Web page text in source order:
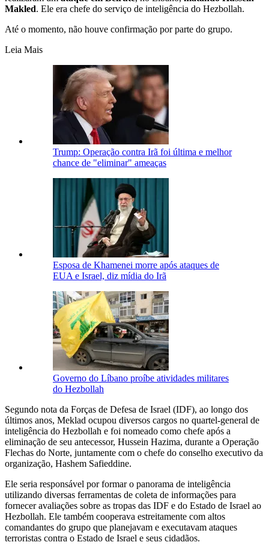
Makled. Ele era chefe do serviço de inteligência do Hezbollah.
Até o momento, não houve confirmação por parte do grupo.
Leia Mais
Trump: Operação contra Irã foi última e melhor
chance de "eliminar" ameaças
Esposa de Khamenei morre após ataques de
EUA e Israel, diz mídia do Irã
Governo do Líbano proíbe atividades militares
do Hezbollah
Segundo nota da Forças de Defesa de Israel (IDF), ao longo dos
últimos anos, Meklad ocupou diversos cargos no quartel-general de
inteligência do Hezbollah e foi nomeado como chefe após a
eliminação de seu antecessor, Hussein Hazima, durante a Operação
Flechas do Norte, juntamente com o chefe do conselho executivo da
organização, Hashem Safieddine.
Ele seria responsável por formar o panorama de inteligência
utilizando diversas ferramentas de coleta de informações para
fornecer avaliações sobre as tropas das IDF e do Estado de Israel ao
Hezbollah. Ele também cooperava estreitamente com altos
comandantes do grupo que planejavam e executavam ataques
terroristas contra o Estado de Israel e seus cidadãos.